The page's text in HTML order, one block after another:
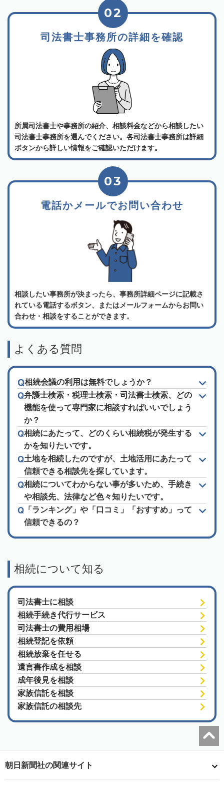
司法書士事務所の詳細を確認
02
所属司法書士や事務所の紹介、相談料金などから相談したい
司法書士事務所を選んでください。各司法書士事務所は詳細
ボタンから詳しい情報をご確認いただけます。
電話かメールでお問い合わせ
03
相談したい事務所が決まったら、事務所詳細ページに記載さ
れている電話するボタン、またはメールフォームからお問い
合わせ・相談をすることができます。
よくある質問
相続会議の利用は無料でしょうか？
弁護士検索・税理士検索・司法書士検索、どの
機能を使って専門家に相談すればいいでしょう
か？
相続にあたって、どのくらい相続税が発生する
かを知りたいです。
土地を相続したのですが、土地活用にあたって
信頼できる相談先を探しています。
相続についてわからない事が多いため、手続き
や相談先、法律など色々知りたいです。
「ランキング」や「口コミ」「おすすめ」って
信頼できるの？
相続について知る
司法書士に相談
相続手続き代行サービス
司法書士の費用相場
相続登記を依頼
相続放棄を任せる
遺言書作成を相談
成年後見を相談
家族信託を相談
家族信託の相談先
朝日新聞社の関連サイト